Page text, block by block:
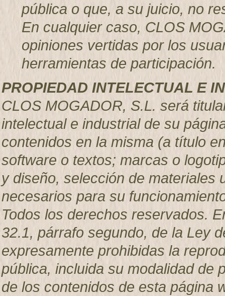
pública o que, a su juicio, no
En cualquier caso, CLOS
opiniones vertidas por los
herramientas de participación.
PROPIEDAD INTELECTUAL E
CLOS MOGADOR, S.L. será
intelectual e industrial de su
contenidos en la misma (a título
software o textos; marcas o
y diseño, selección de materiales
necesarios para su
Todos los derechos reservados.
32.1, párrafo segundo, de la Ley
expresamente prohibidas la
pública, incluida su modalidad de
de los contenidos de esta página